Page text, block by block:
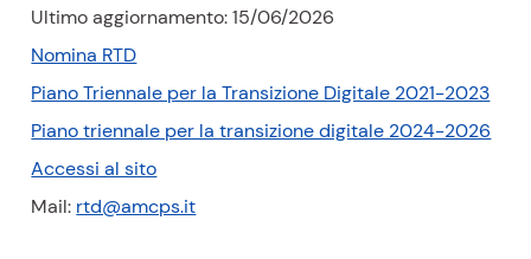
di
pagina
o
s
o
a
t
u
Ultimo aggiornamento: 15/06/2026
Nomina RTD(
d
f
)
Piano Triennale per la Transizione Digitale 2021-2023(
p
d
Piano triennale per la transizione digitale 2024-2026
Accessi al sito
Mail: rtd@amcps.it